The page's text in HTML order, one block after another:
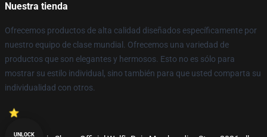
Nuestra tienda
Ofrecemos productos de alta calidad diseñados específicamente por
nuestro equipo de clase mundial. Ofrecemos una variedad de
productos que son elegantes y hermosos. Esto no es sólo para
mostrar su estilo individual, sino también para que usted comparta su
individualidad con otros.
UNLOCK